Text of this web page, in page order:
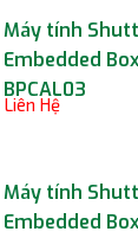
Máy tính
Embedded
BPCAL03
Liên Hệ
Máy tính
Embedded